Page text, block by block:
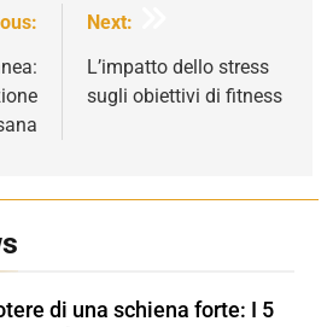
Next:
L’impatto dello stress
sugli obiettivi di fitness
di una schiena forte: I 5